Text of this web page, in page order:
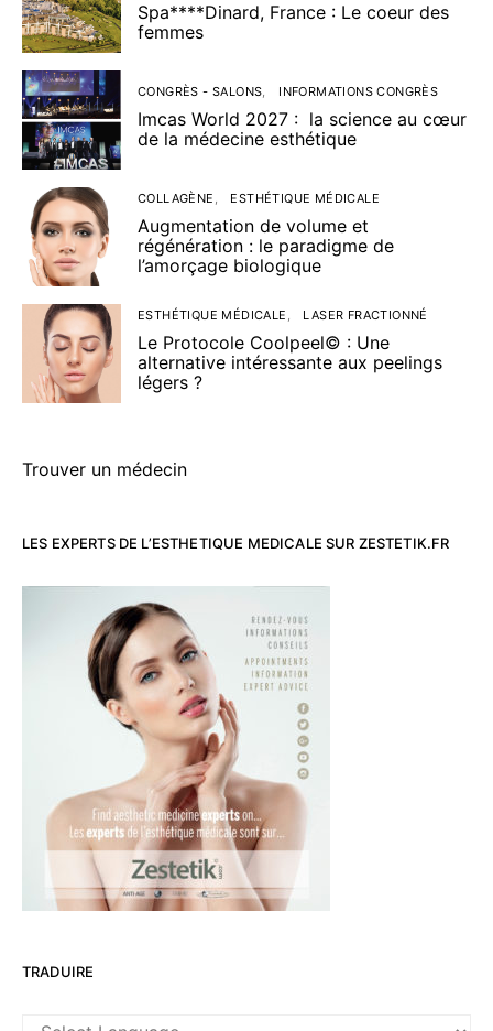
Spa****Dinard, France : Le coeur des
femmes
CONGRÈS - SALONS INFORMATIONS CONGRÈS
Imcas World 2027 : la science au cœur
de la médecine esthétique
COLLAGÈNE ESTHÉTIQUE MÉDICALE
Augmentation de volume et
régénération : le paradigme de
l’amorçage biologique
ESTHÉTIQUE MÉDICALE LASER FRACTIONNÉ
Le Protocole Coolpeel© : Une
alternative intéressante aux peelings
légers ?
Trouver un médecin
LES EXPERTS DE L’ESTHETIQUE MEDICALE SUR ZESTETIK.FR
TRADUIRE